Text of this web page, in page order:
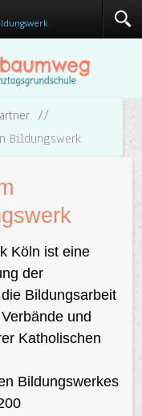
//
Bildungswerk
Köln ist eine
der
Bildungsarbeit
und
Katholischen
Bildungswerkes